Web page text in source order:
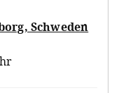
Schweden